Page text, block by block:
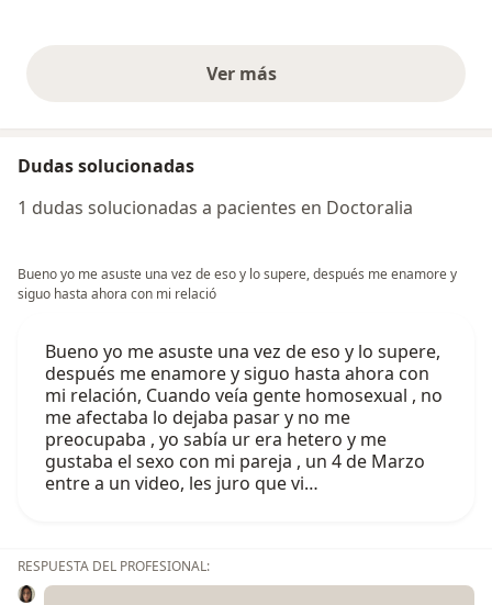
Ver másopiniones anteriores
Dudas solucionadas
1 dudas solucionadas a pacientes en Doctoralia
Bueno yo me asuste una vez de eso y lo supere, después me enamore y
siguo hasta ahora con mi relació
Bueno yo me asuste una vez de eso y lo supere,
después me enamore y siguo hasta ahora con
mi relación, Cuando veía gente homosexual , no
me afectaba lo dejaba pasar y no me
preocupaba , yo sabía ur era hetero y me
gustaba el sexo con mi pareja , un 4 de Marzo
entre a un video, les juro que vi…
RESPUESTA DEL PROFESIONAL: